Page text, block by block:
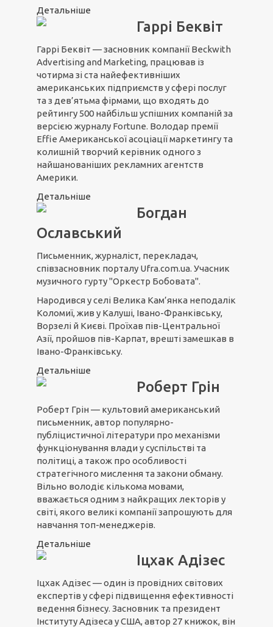
Детальніше
Гаррі Беквіт
Гаррі Беквіт — засновник компанії Beckwith
Advertising and Marketing, працював із
чотирма зі ста найефективніших
американських підприємств у сфері послуг
та з дев’ятьма фірмами, що входять до
рейтингу 500 найбільш успішних компаній за
версією журналу Fortune. Володар премії
Effie Американської асоціації маркетингу та
колишній творчий керівник одного з
найшанованіших рекламних агентств
Америки.
Детальніше
Богдан
Ославський
Письменник, журналіст, перекладач,
співзасновник порталу Ufra.com.ua. Учасник
музичного гурту "Оркестр Бобовата".
Народився у селі Велика Кам’янка неподалік
Коломиї, жив у Калуші, Івано-Франківську,
Ворзелі й Києві. Проїхав пів-Центральної
Азії, пройшов пів-Карпат, врешті замешкав в
Івано-Франківську.
Детальніше
Роберт Грін
Роберт Грін — культовий американський
письменник, автор популярно-
публіцистичної літератури про механізми
функціонування влади у суспільстві та
політиці, а також про особливості
стратегічного мислення та закони обману.
Вільно володіє кількома мовами,
вважається одним з найкращих лекторів у
світі, якого великі компанії запрошують для
навчання топ-менеджерів.
Детальніше
Іцхак Адізес
Іцхак Адізес — один із провідних світових
експертів у сфері підвищення ефективності
ведення бізнесу. Засновник та президент
Інституту Адізеса у США, автор 27 книжок, він